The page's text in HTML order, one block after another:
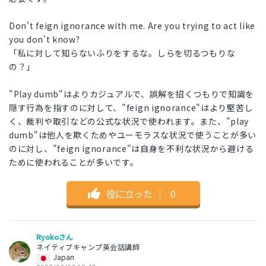
Don't feign ignorance with me. Are you trying to act like
you don't know?
「私に対して知らないふりをするな。しらを切るつもりな
の？」
"Play dumb"はよりカジュアルで、誤解を招くつもりで知識を
隠す行為を指すのに対して、"feign ignorance"はより堅苦し
く、裁判や取引などの公式な状況で使われます。また、"play
dumb"は他人を欺くためやユーモラスな状況で使うことが多い
のに対し、"feign ignorance"は自身を不利な状況から避ける
ために使われることが多いです。
役に立った ｜ 0
Ryokoさん
ネイティブキャンプ英会話講師
Japan